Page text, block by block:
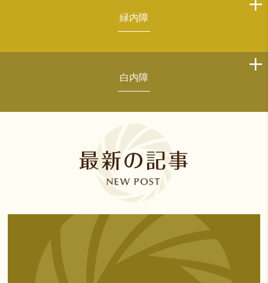
緑内障
白内障